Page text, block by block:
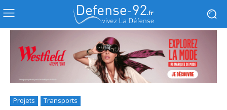
Projets Transports